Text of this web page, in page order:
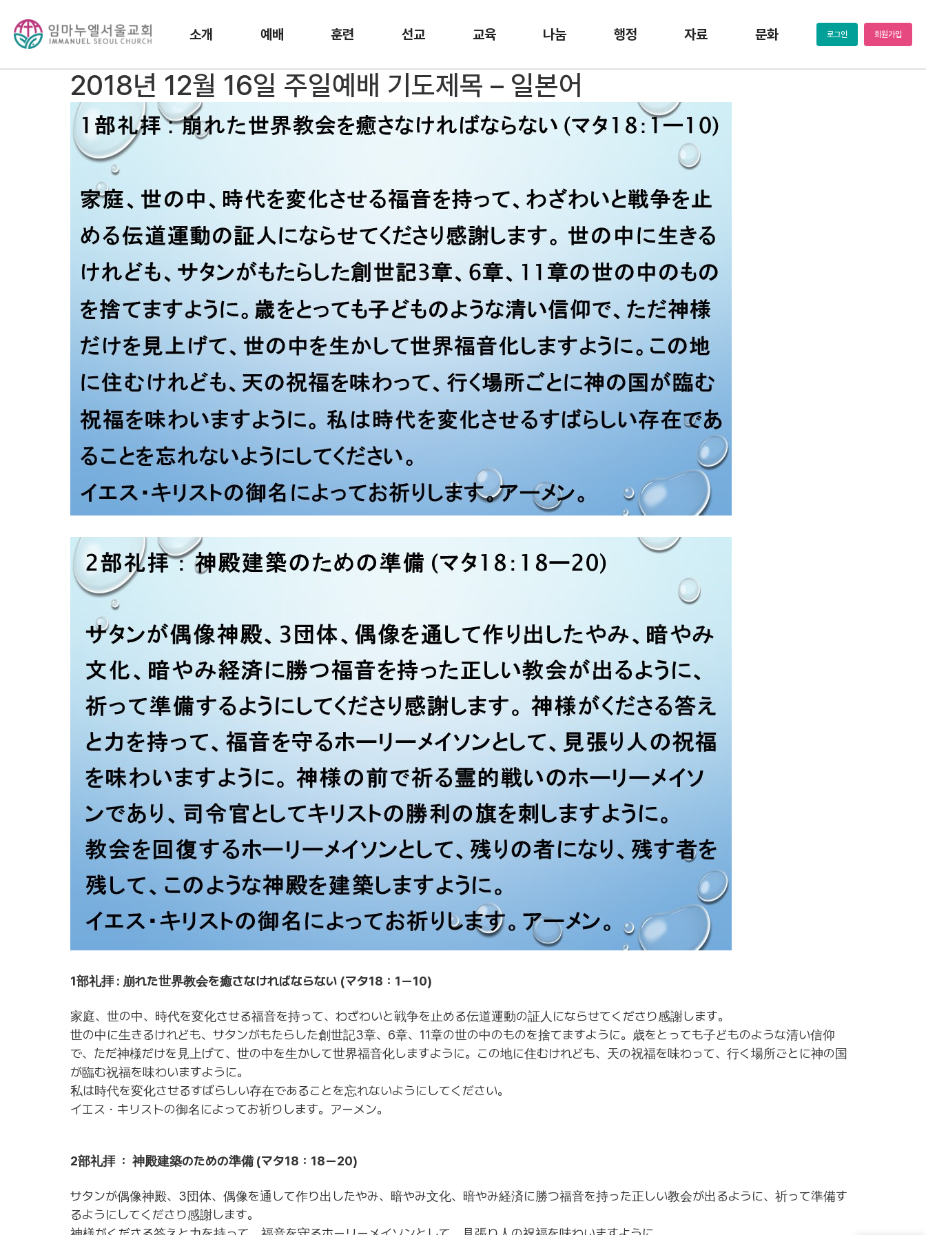
소개 예배 훈련 선교 교육 나눔 행정 자료 문화 로그인 회원가입
2018년 12월 16일 주일예배 기도제목 – 일본어
1部礼拝 : 崩れた世界教会を癒さなければならない (マタ18：1ー10)
家庭、世の中、時代を変化させる福音を持って、わざわいと戦争を止める伝道運動の証人にならせてくださり感謝します。
世の中に生きるけれども、サタンがもたらした創世記3章、6章、11章の世の中のものを捨てますように。歳をとっても子どものような清い信仰
で、ただ神様だけを見上げて、世の中を生かして世界福音化しますように。この地に住むけれども、天の祝福を味わって、行く場所ごとに神の国
が臨む祝福を味わいますように。
私は時代を変化させるすばらしい存在であることを忘れないようにしてください。
イエス・キリストの御名によってお祈りします。アーメン。
2部礼拝 ： 神殿建築のための準備 (マタ18：18ー20)
サタンが偶像神殿、3団体、偶像を通して作り出したやみ、暗やみ文化、暗やみ経済に勝つ福音を持った正しい教会が出るように、祈って準備す
るようにしてくださり感謝します。